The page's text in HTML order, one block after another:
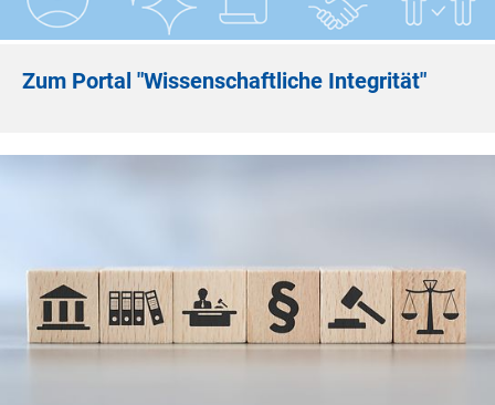
Zum Portal "Wissenschaftliche Integrität"